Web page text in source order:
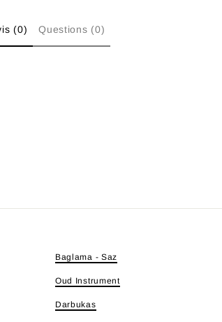
(0) Questions (0)
Baglama - Saz
Oud Instrument
Darbukas